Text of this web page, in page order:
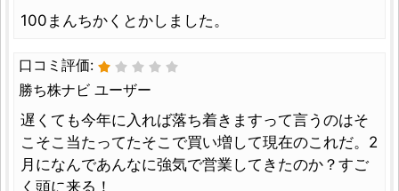
100まんちかくとかしました。
口コミ評価:
勝ち株ナビ ユーザー
遅くても今年に入れば落ち着きますって言うのはそ
こそこ当たってたそこで買い増して現在のこれだ。2
月になんであんなに強気で営業してきたのか？すご
く頭に来る！